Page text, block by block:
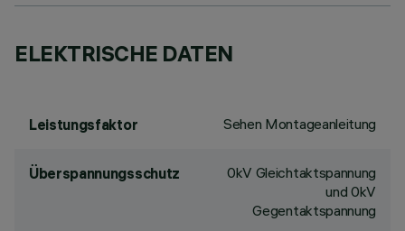
ELEKTRISCHE DATEN
Leistungsfaktor Sehen Montageanleitung
Überspannungsschutz
0kV Gleichtaktspannung
und 0kV
Gegentaktspannung